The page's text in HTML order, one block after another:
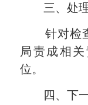
三、处
针对检
局责成相
位。
四、下